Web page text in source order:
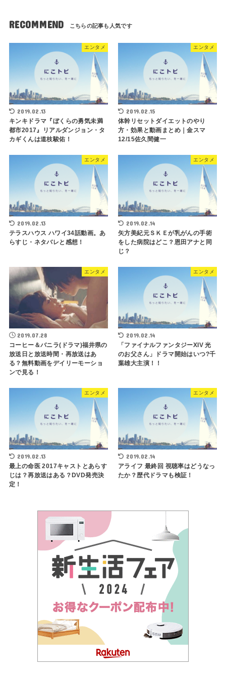
RECOMMEND
エンタメ
2019.02.13
キンキドラマ『ぼくらの勇気未満
都市2017』リアルダンジョン・タ
カギくんは道枝駿佑！
エンタメ
2019.02.15
体幹リセットダイエットのやり
方・効果と動画まとめ｜金スマ
12/15佐久間健一
エンタメ
2019.02.13
テラスハウス ハワイ34話動画。あ
らすじ・ネタバレと感想！
エンタメ
2019.02.14
矢方美紀元ＳＫＥが乳がんの手術
をした病院はどこ？恩田アナと同
じ？
エンタメ
2019.07.28
コーヒー＆バニラ(ドラマ)福井県の
放送日と放送時間・再放送はあ
る？無料動画をデイリーモーショ
ンで見る！
エンタメ
2019.02.14
「ファイナルファンタジーXIV 光
のお父さん」ドラマ開始はいつ?千
葉雄大主演！！
エンタメ
2019.02.13
最上の命医 2017キャストとあらす
じは？再放送はある？DVD発売決
定！
エンタメ
2019.02.14
アライフ 最終回 視聴率はどうなっ
たか？歴代ドラマも検証！